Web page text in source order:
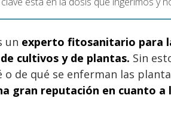
un experto fitosanitario para
cultivos y de plantas. Sin
de qué se enferman las
gran reputación en cuanto a